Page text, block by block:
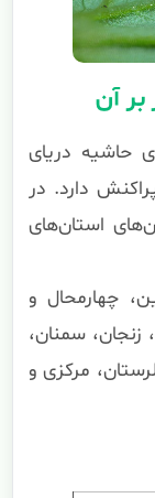
بر آن
حاشیه دریای
دارد. در
استان‌های
چهارمحال و
زنجان، سمنان،
مرکزی و